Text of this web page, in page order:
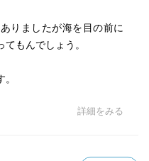
りましたが海を目の前に
もんでしょう。
詳細をみる